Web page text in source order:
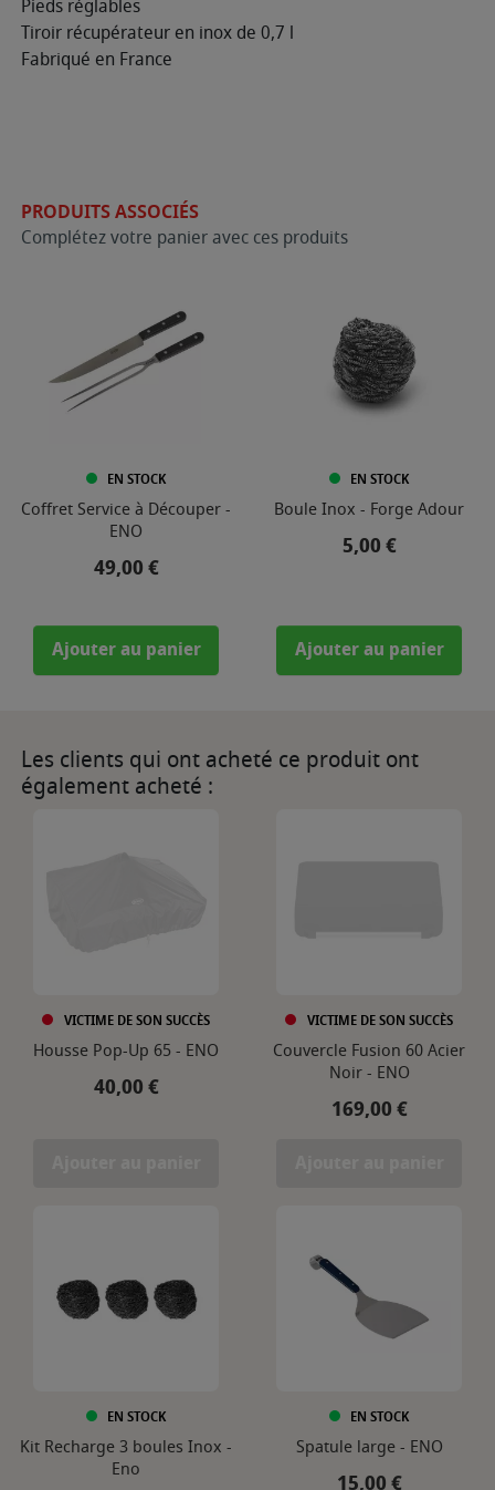
Pieds réglables
Tiroir récupérateur en inox de 0,7 l
Fabriqué en France
PRODUITS ASSOCIÉS
Complétez votre panier avec ces produits
EN STOCK
Coffret Service à Découper -
ENO
Prix
49,00 €
Ajouter au panier
EN STOCK
Boule Inox - Forge Adour
Prix
5,00 €
Ajouter au panier
Les clients qui ont acheté ce produit ont
également acheté :
VICTIME DE SON SUCCÈS
Housse Pop-Up 65 - ENO
Prix
40,00 €
VICTIME DE SON SUCCÈS
Couvercle Fusion 60 Acier
Noir - ENO
Prix
169,00 €
EN STOCK
Kit Recharge 3 boules Inox -
Eno
EN STOCK
Spatule large - ENO
Prix
15,00 €